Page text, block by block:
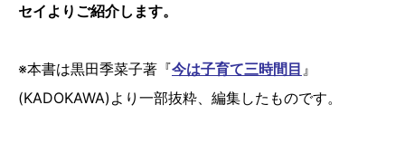
セイよりご紹介します。
※本書は黒田季菜子著『今は子育て三時間目 』
(KADOKAWA)より一部抜粋、編集したものです。